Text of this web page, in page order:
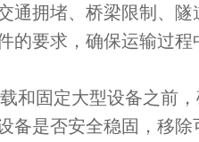
通拥堵、桥梁限制、
的要求，确保运输过程
固定大型设备之前，
备是否安全稳固，移